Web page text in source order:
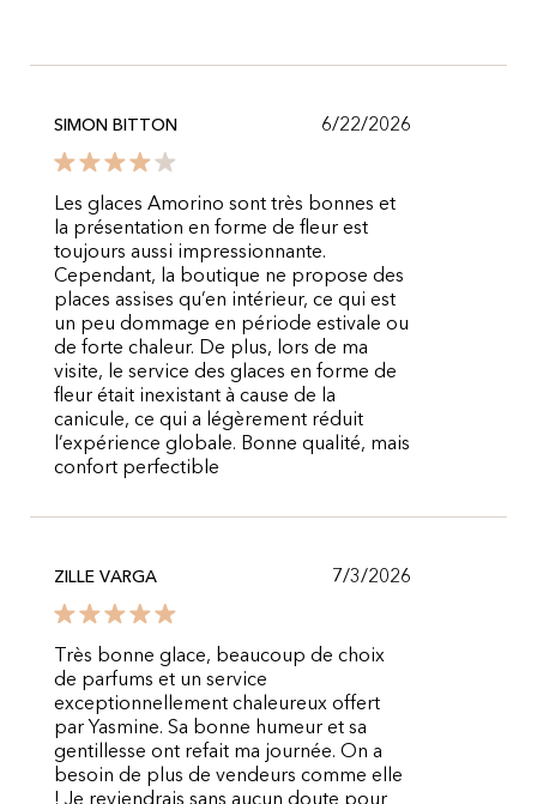
SIMON BITTON 6/22/2026
Les glaces Amorino sont très bonnes et
la présentation en forme de fleur est
toujours aussi impressionnante.
Cependant, la boutique ne propose des
places assises qu’en intérieur, ce qui est
un peu dommage en période estivale ou
de forte chaleur. De plus, lors de ma
visite, le service des glaces en forme de
fleur était inexistant à cause de la
canicule, ce qui a légèrement réduit
l’expérience globale. Bonne qualité, mais
confort perfectible
ZILLE VARGA 7/3/2026
Très bonne glace, beaucoup de choix
de parfums et un service
exceptionnellement chaleureux offert
par Yasmine. Sa bonne humeur et sa
gentillesse ont refait ma journée. On a
besoin de plus de vendeurs comme elle